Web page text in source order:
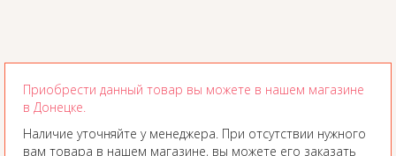
Приобрести данный товар вы можете в нашем магазине
в Донецке.
Наличие уточняйте у менеджера. При отсутствии нужного
вам товара в нашем магазине, вы можете его заказать